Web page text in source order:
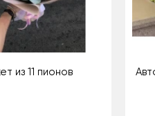
из 11 пионов